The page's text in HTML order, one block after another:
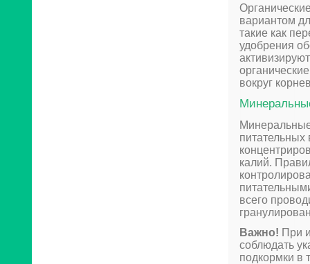
вариантом
такие как
удобрения
вокруг
калий.
всего
Важно! При
соблюдать
подкормки в